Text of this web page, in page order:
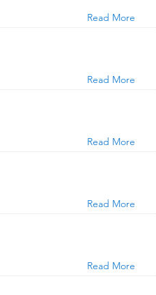
Read More
Read More
Read More
Read More
Read More